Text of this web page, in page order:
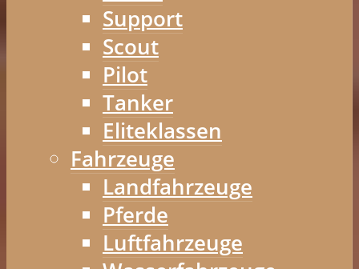
Support
Scout
Pilot
Tanker
Eliteklassen
Fahrzeuge
Landfahrzeuge
Pferde
Luftfahrzeuge